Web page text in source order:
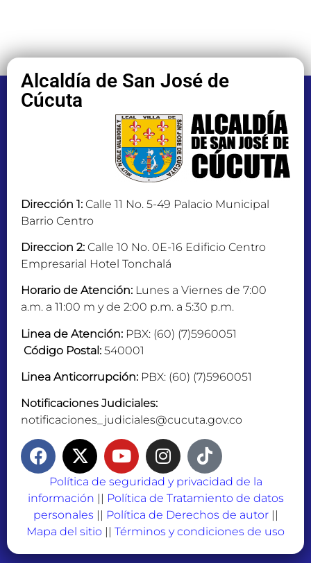
Alcaldía de San José de
Cúcuta
Dirección 1: Calle 11 No. 5-49 Palacio Municipal
Barrio Centro
Direccion 2: Calle 10 No. 0E-16 Edificio Centro
Empresarial Hotel Tonchalá
Horario de Atención: Lunes a Viernes de 7:00
a.m. a 11:00 m y de 2:00 p.m. a 5:30 p.m.
Linea de Atención: PBX: (60) (7)5960051
Código Postal: 540001
Linea Anticorrupción: PBX: (60) (7)5960051
Notificaciones Judiciales:
notificaciones_judiciales@cucuta.gov.co
Política de seguridad y privacidad de la
información || Política de Tratamiento de datos
personales || Política de Derechos de autor||
Mapa del sitio || Términos y condiciones de uso